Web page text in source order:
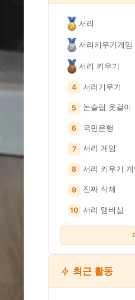
서리
서리키우기게임
서리 키우기
4 서리기우기
5 논슬립 옷걸이
6 국민은행
7 서리 게임
8 서리 키우기 게
9 진짜 삭제
10 서리 맴버십
최근 활동